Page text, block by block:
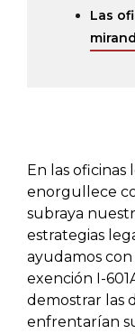
Las
En las oficinas
enorgullece
subraya
estrategias
ayudamos
exención I-
demostrar las
enfrentarían